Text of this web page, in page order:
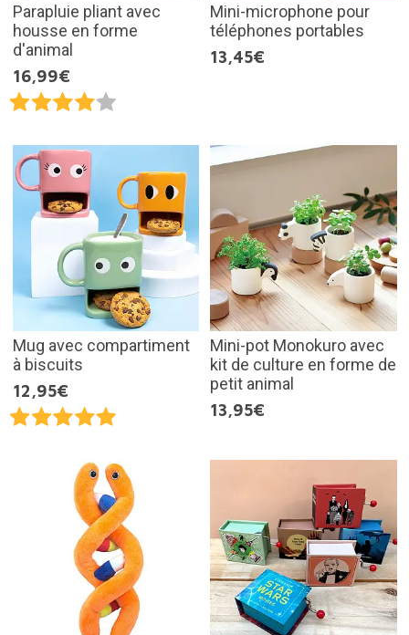
Parapluie pliant avec
housse en forme
d'animal
16,99€
Mini-microphone pour
téléphones portables
13,45€
Mug avec compartiment
à biscuits
12,95€
Mini-pot Monokuro avec
kit de culture en forme de
petit animal
13,95€